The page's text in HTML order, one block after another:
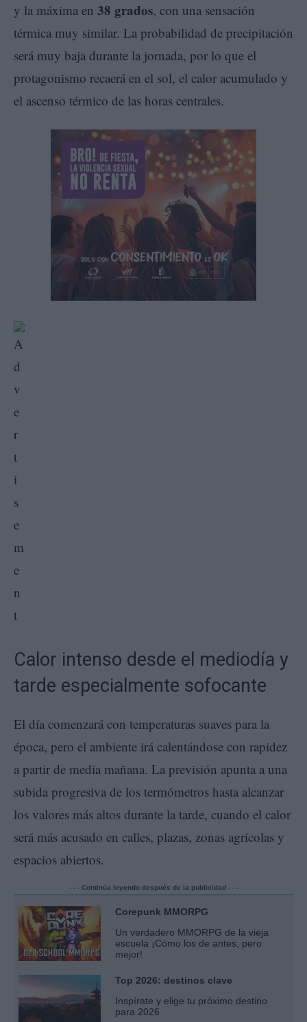
y la máxima en 38 grados, con una sensación
térmica muy similar. La probabilidad de precipitación
será muy baja durante la jornada, por lo que el
protagonismo recaerá en el sol, el calor acumulado y
el ascenso térmico de las horas centrales.
Calor intenso desde el mediodía y
tarde especialmente sofocante
El día comenzará con temperaturas suaves para la
época, pero el ambiente irá calentándose con rapidez
a partir de media mañana. La previsión apunta a una
subida progresiva de los termómetros hasta alcanzar
los valores más altos durante la tarde, cuando el calor
será más acusado en calles, plazas, zonas agrícolas y
espacios abiertos.
- - - Continúa leyendo después de la publicidad - - -
Corepunk MMORPG
Un verdadero MMORPG de la vieja
escuela ¡Cómo los de antes, pero
mejor!
Top 2026: destinos clave
Inspírate y elige tu próximo destino
para 2026